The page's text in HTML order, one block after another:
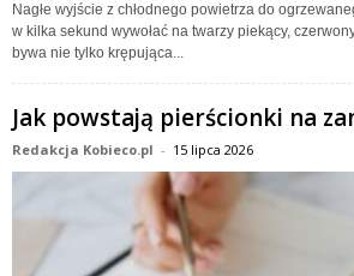
Nagłe wyjście z chłodnego powietrza do
w kilka sekund wywołać na twarzy piekący,
bywa nie tylko krępująca...
Jak powstają pierścionki na
Redakcja Kobieco.pl - 15 lipca 2026